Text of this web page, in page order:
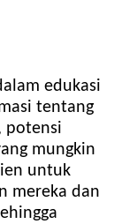
edukasi
tentang
potensi
mungkin
untuk
mereka dan